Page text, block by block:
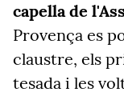
capella de
Provença es
claustre, els
tesada i les